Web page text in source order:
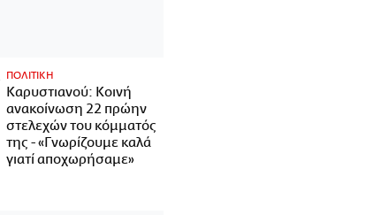
ΠΟΛΙΤΙΚΗ
Καρυστιανού: Κοινή
ανακοίνωση 22 πρώην
στελεχών του κόμματός
της - «Γνωρίζουμε καλά
γιατί αποχωρήσαμε»